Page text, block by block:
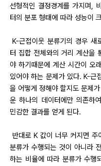
선형적인 결정경계를 가지며,
터의 분포 형태에 따라 성능이
K-근접이웃 분류기의 경우 새
터 집합 전체와의 거리 계산을
야 하기때문에 계산 시간이 오
있어야 하는 문제가 있다. K-근
을 어떻게 정해야 할지도 문제
운 하나의 데이터에만 의존하
민감한 결과를 얻게 된다.
반대로 K 값이 너무 커지면 주
분류가 수행되는 것이 아니라
하는 비율에 따라 분류가 수행